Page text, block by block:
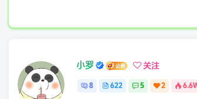
小罗 关注
8 622 5 2